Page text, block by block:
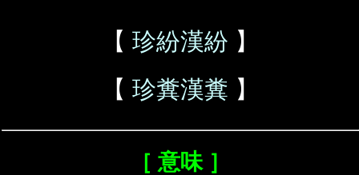
【 珍紛漢紛 】
【 珍糞漢糞 】
［ 意味 ］